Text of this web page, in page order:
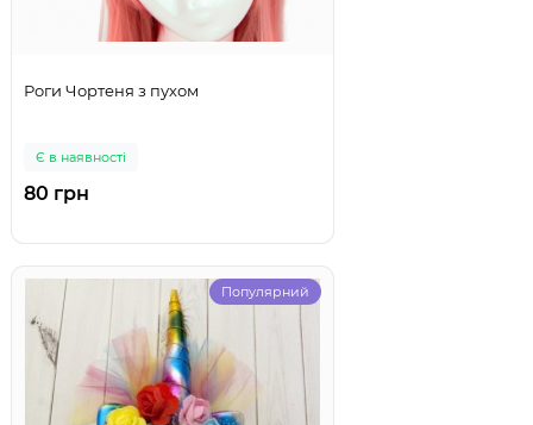
Роги Чортеня з пухом
Є в наявності
80 грн
Популярний